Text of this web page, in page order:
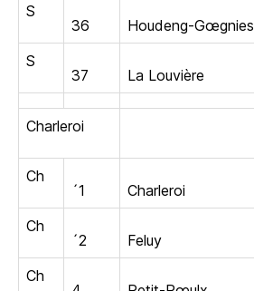
S
36
Houdeng-Gœgnies
S
37
La Louvière
Charleroi
Ch
´1
Charleroi
Ch
´2
Feluy
Ch